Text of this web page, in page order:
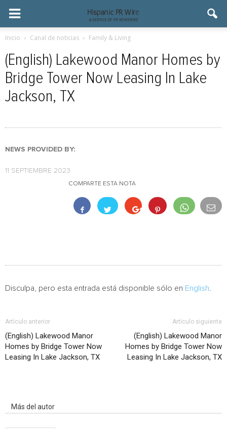
Inicio Canal de noticias Family & Living
(English) Lakewood Manor Homes by
Bridge Tower Now Leasing In Lake
Jackson, TX
NEWS PROVIDED BY:
11 SEPTIEMBRE 2023
COMPARTE ESTA NOTA
Disculpa, pero esta entrada está disponible sólo en English
Artículo anterior
(English) Lakewood Manor
Homes by Bridge Tower Now
Leasing In Lake Jackson, TX
Artículo siguiente
(English) Lakewood Manor
Homes by Bridge Tower Now
Leasing In Lake Jackson, TX
Más del autor